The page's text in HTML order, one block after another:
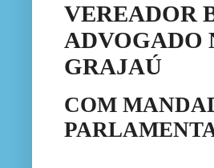
VEREADOR
ADVOGADO
GRAJAÚ
COM